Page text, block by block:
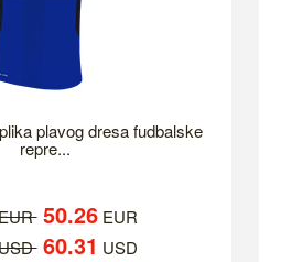
plavog dresa fudbalske
repre...
50.26EUR
60.31 USD